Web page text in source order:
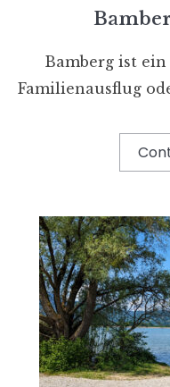
Bamberg ist
Familienausflug